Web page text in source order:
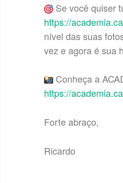
Se você quiser
https://
nível das suas
vez e agora é sua
Conheça a
https://
Forte abraço,
Ricardo